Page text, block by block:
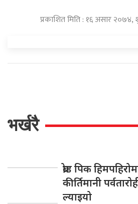
प्रकाशित मिति : १६ असार
भर्खरै
ब्रोड पिक
कीर्तिमानी
ल्याइयो